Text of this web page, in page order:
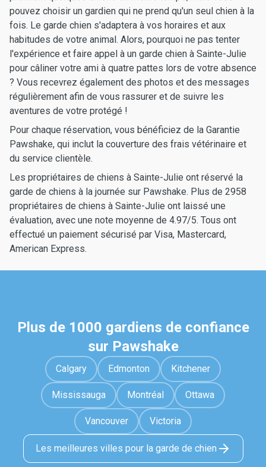
pouvez choisir un gardien qui ne prend qu'un seul chien à la
fois. Le garde chien s'adaptera à vos horaires et aux
habitudes de votre animal. Alors, pourquoi ne pas tenter
l'expérience et faire appel à un garde chien à Sainte-Julie
pour câliner votre ami à quatre pattes lors de votre absence
? Vous recevrez également des photos et des messages
régulièrement afin de vous rassurer et de suivre les
aventures de votre protégé !
Pour chaque réservation, vous bénéficiez de la Garantie
Pawshake, qui inclut la couverture des frais vétérinaire et
du service clientèle.
Les propriétaires de chiens à Sainte-Julie ont réservé la
garde de chiens à la journée sur Pawshake. Plus de 2958
propriétaires de chiens à Sainte-Julie ont laissé une
évaluation, avec une note moyenne de 4.97/5. Tous ont
effectué un paiement sécurisé par Visa, Mastercard,
American Express.
Plus de 1000 gardiens de confiance
sur Pawshake
Calgary Edmonton Kitchener
Mississauga Montréal Ottawa
Vancouver Victoria
Les meilleures villes pour la garde de chien